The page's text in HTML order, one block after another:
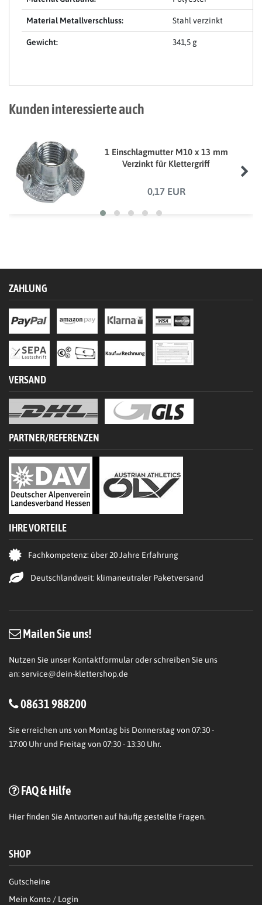
Material Metallverschluss: Stahl verzinkt
Gewicht: 341,5 g
Kunden interessierte auch
1 Einschlagmutter M10 x 13 mm
Verzinkt für Klettergriff
0,17 EUR
ZAHLUNG
VERSAND
PARTNER/REFERENZEN
IHRE VORTEILE
Fachkompetenz: über 20 Jahre Erfahrung
Deutschlandweit: klimaneutraler Paketversand
Mailen Sie uns!
Nutzen Sie unser Kontaktformular oder schreiben Sie uns
an: service@dein-klettershop.de
08631 988200
Sie erreichen uns von Montag bis Donnerstag von 07:30 -
17:00 Uhr und Freitag von 07:30 - 13:30 Uhr.
FAQ & Hilfe
Hierfinden Sie Antworten auf häufig gestellte Fragen.
SHOP
Gutscheine
Mein Konto / Login